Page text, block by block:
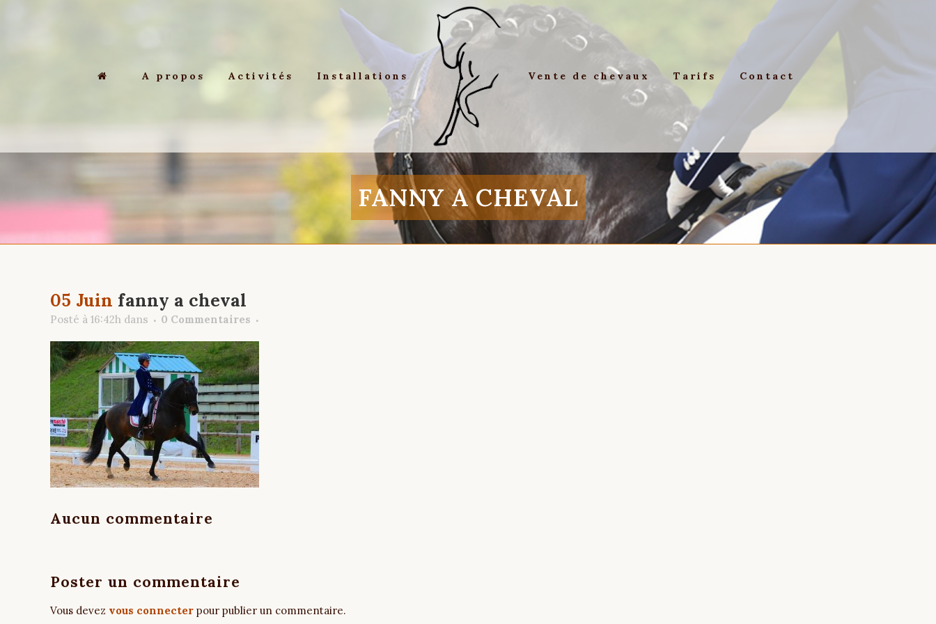
A propos Activités Installations Vente de chevaux Tarifs Contact
FANNY A CHEVAL
05 Juin fanny a cheval
Posté à 16:42h dans 0 Commentaires
Aucun commentaire
Poster un commentaire
Vous devez vous connecter pour publier un commentaire.